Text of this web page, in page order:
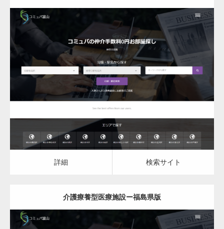
更新日： 2023.03.09
介護療養型医療施設
詳細 検索サイト
詳細 検索サイト
介護療養型医療施設ー福島県版
変幻自在、あらゆる業種に対応可能な新しい
カスタム投稿タイプ実…
一般社団法人高齢者支援協会がコミュパ.com